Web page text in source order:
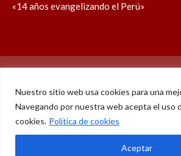
Nuestro sitio web usa cookies para una
Navegando por nuestra web acepta el uso
cookies. Política de cookies
Aceptar
«14 años evangelizando el Perú»
WhatsAppFacebookYoutube X
© Derechos reservados 2026 – Perú
evangelizando el Perú